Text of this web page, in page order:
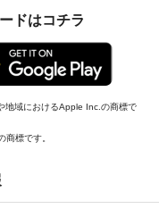
ドはコチラ
地域におけるApple Inc.の商標で
標です。